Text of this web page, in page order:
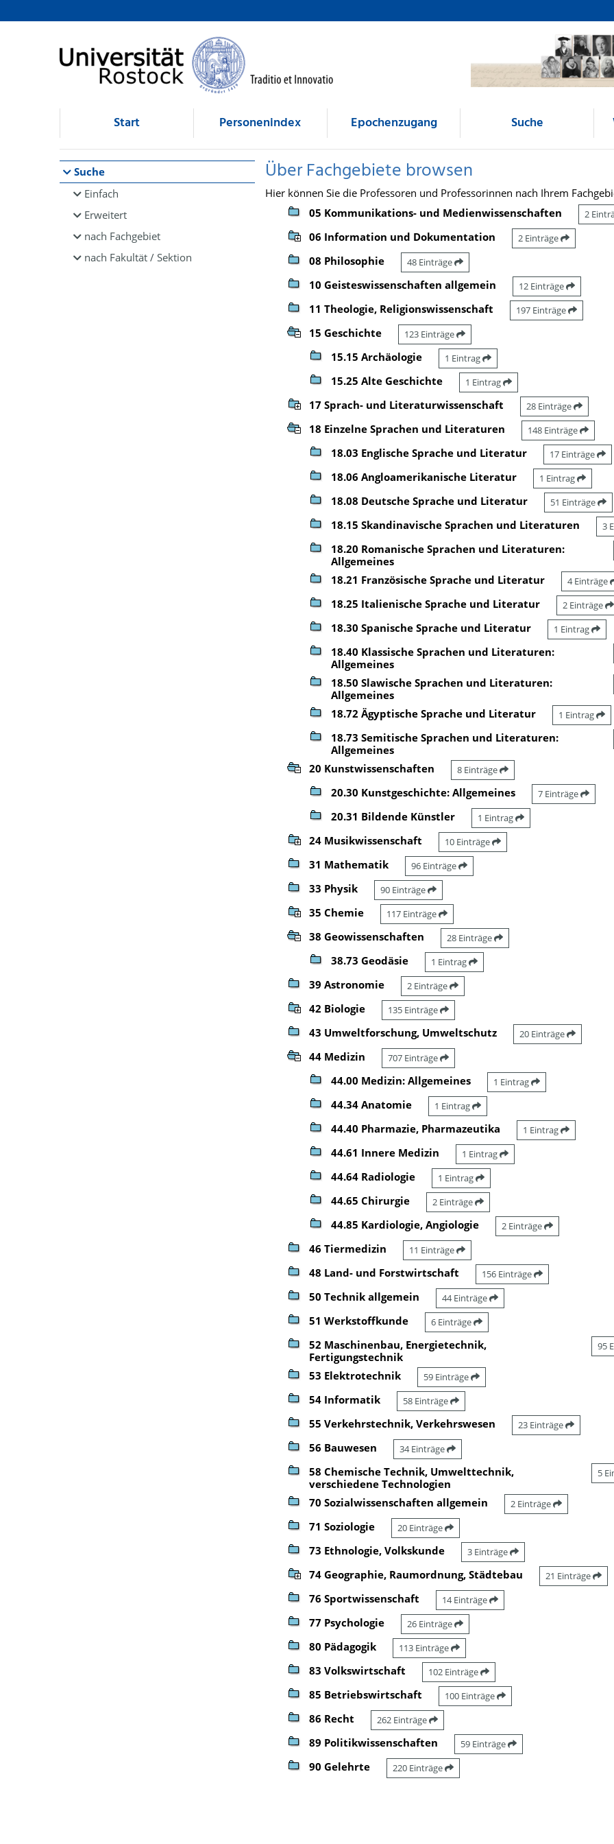
Browsen
direkt zum Inhalt
Start Personenindex Epochenzugang Suche
Suche
Einfach
Erweitert
nach Fachgebiet
nach Fakultät / Sektion
Über Fachgebiete browsen
Hier können Sie die Professoren und Professorinnen nach Ihrem
05 Kommunikations- und Medienwissenschaften
2
06 Information und Dokumentation 2 Einträge
08 Philosophie 48 Einträge
10 Geisteswissenschaften allgemein 12 Einträge
11 Theologie, Religionswissenschaft 197 Einträge
15 Geschichte 123 Einträge
15.15 Archäologie 1 Eintrag
15.25 Alte Geschichte 1 Eintrag
17 Sprach- und Literaturwissenschaft 28 Einträge
18 Einzelne Sprachen und Literaturen 148 Einträge
18.03 Englische Sprache und Literatur 17 Einträge
18.06 Angloamerikanische Literatur 1 Eintrag
18.08 Deutsche Sprache und Literatur 51 Einträge
18.15 Skandinavische Sprachen und Literaturen 3
18.20 Romanische Sprachen und Literaturen:
Allgemeines
18.21 Französische Sprache und Literatur 4 Einträge
18.25 Italienische Sprache und Literatur 2 Einträge
18.30 Spanische Sprache und Literatur 1 Eintrag
18.40 Klassische Sprachen und Literaturen:
Allgemeines
18.50 Slawische Sprachen und Literaturen:
Allgemeines
18.72 Ägyptische Sprache und Literatur 1 Eintrag
18.73 Semitische Sprachen und Literaturen:
Allgemeines
20 Kunstwissenschaften 8 Einträge
20.30 Kunstgeschichte: Allgemeines 7 Einträge
20.31 Bildende Künstler 1 Eintrag
24 Musikwissenschaft 10 Einträge
31 Mathematik 96 Einträge
33 Physik 90 Einträge
35 Chemie 117 Einträge
38 Geowissenschaften 28 Einträge
38.73 Geodäsie 1 Eintrag
39 Astronomie 2 Einträge
42 Biologie 135 Einträge
43 Umweltforschung, Umweltschutz 20 Einträge
44 Medizin 707 Einträge
44.00 Medizin: Allgemeines 1 Eintrag
44.34 Anatomie 1 Eintrag
44.40 Pharmazie, Pharmazeutika 1 Eintrag
44.61 Innere Medizin 1 Eintrag
44.64 Radiologie 1 Eintrag
44.65 Chirurgie 2 Einträge
44.85 Kardiologie, Angiologie 2 Einträge
46 Tiermedizin 11 Einträge
48 Land- und Forstwirtschaft 156 Einträge
50 Technik allgemein 44 Einträge
51 Werkstoffkunde 6 Einträge
52 Maschinenbau, Energietechnik,
Fertigungstechnik
95
53 Elektrotechnik 59 Einträge
54 Informatik 58 Einträge
55 Verkehrstechnik, Verkehrswesen 23 Einträge
56 Bauwesen 34 Einträge
58 Chemische Technik, Umwelttechnik,
verschiedene Technologien
5
70 Sozialwissenschaften allgemein 2 Einträge
71 Soziologie 20 Einträge
73 Ethnologie, Volkskunde 3 Einträge
74 Geographie, Raumordnung, Städtebau 21 Einträge
76 Sportwissenschaft 14 Einträge
77 Psychologie 26 Einträge
80 Pädagogik 113 Einträge
83 Volkswirtschaft 102 Einträge
85 Betriebswirtschaft 100 Einträge
86 Recht 262 Einträge
89 Politikwissenschaften 59 Einträge
90 Gelehrte 220 Einträge